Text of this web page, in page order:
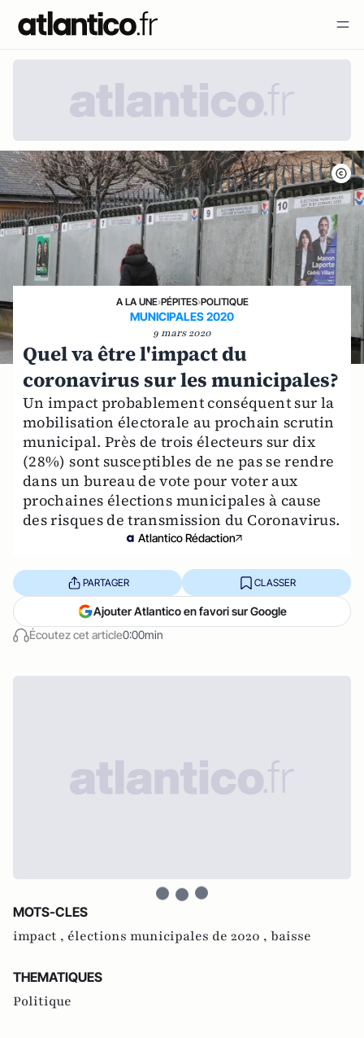
A LA UNE›PÉPITES›POLITIQUE
MUNICIPALES 2020
9 mars 2020
Quel va être l'impact du
coronavirus sur les municipales?
Un impact probablement conséquent sur la
mobilisation électorale au prochain scrutin
municipal. Près de trois électeurs sur dix
(28%) sont susceptibles de ne pas se rendre
dans un bureau de vote pour voter aux
prochaines élections municipales à cause
des risques de transmission du Coronavirus.
Atlantico Rédaction
Écoutez cet article0:00min
PARTAGER CLASSER
Ajouter Atlantico en favori sur Google
MOTS-CLES
impact , élections municipales de 2020 , baisse
THEMATIQUES
Politique